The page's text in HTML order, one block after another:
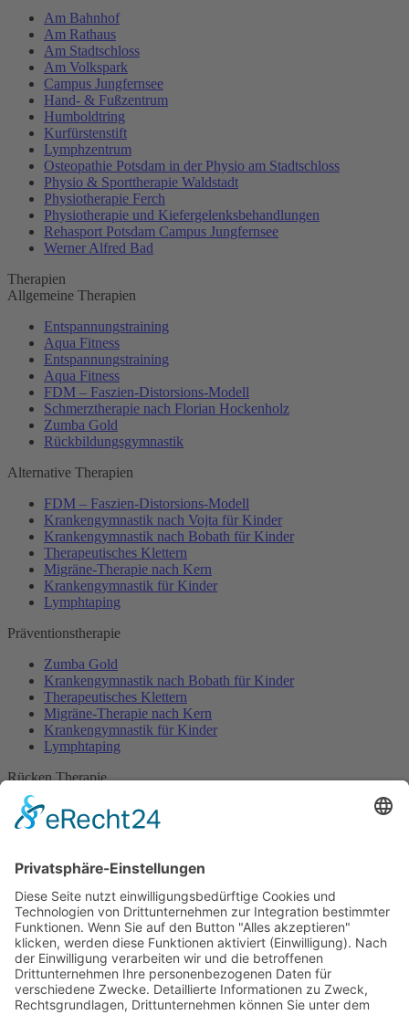
Am Bahnhof
Am Rathaus
Am Stadtschloss
Am Volkspark
Campus Jungfernsee
Hand- & Fußzentrum
Humboldtring
Kurfürstenstift
Lymphzentrum
Osteopathie Potsdam in der Physio am Stadtschloss
Physio & Sporttherapie Waldstadt
Physiotherapie Ferch
Physiotherapie und Kiefergelenksbehandlungen
Rehasport Potsdam Campus Jungfernsee
Werner Alfred Bad
Therapien
Allgemeine Therapien
Entspannungstraining
Aqua Fitness
Entspannungstraining
Aqua Fitness
FDM – Faszien-Distorsions-Modell
Schmerztherapie nach Florian Hockenholz
Zumba Gold
Rückbildungsgymnastik
Alternative Therapien
FDM – Faszien-Distorsions-Modell
Krankengymnastik nach Vojta für Kinder
Krankengymnastik nach Bobath für Kinder
Therapeutisches Klettern
Migräne-Therapie nach Kern
Krankengymnastik für Kinder
Lymphtaping
Präventionstherapie
Zumba Gold
Krankengymnastik nach Bobath für Kinder
Therapeutisches Klettern
Migräne-Therapie nach Kern
Krankengymnastik für Kinder
Lymphtaping
Rücken Therapie
Therapeutisches Klettern
Entspannungstraining
Zumba Gold
Rückbildungsgymnastik
Kinder Therapie
Krankengymnastik nach Vojta für Kinder
Krankengymnastik nach Bobath für Kinder
Krankengymnastik für Kinder